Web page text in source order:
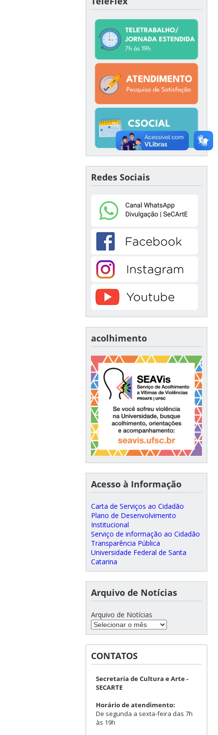
Redes Sociais
acolhimento
Acesso à Informação
Carta de Serviços ao Cidadão
Plano de Desenvolvimento
Institucional
Serviço de informação ao Cidadão
Transparência Pública
Universidade Federal de Santa
Catarina
Arquivo de Notícias
Arquivo de Notícias
CONTATOS
Secretaria de Cultura e Arte -
SECARTE
Horário de atendimento:
De segunda a sexta-feira das 7h
às 19h